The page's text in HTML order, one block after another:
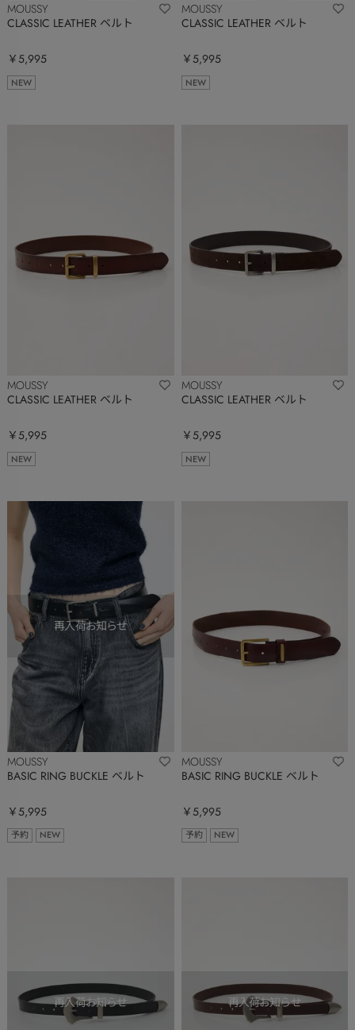
MOUSSY
CLASSIC LEATHER ベルト
￥5,995
NEW
MOUSSY
CLASSIC LEATHER ベルト
￥5,995
NEW
MOUSSY
CLASSIC LEATHER ベルト
￥5,995
NEW
MOUSSY
CLASSIC LEATHER ベルト
￥5,995
NEW
MOUSSY
BASIC RING BUCKLE ベルト
￥5,995
予約 NEW
MOUSSY
BASIC RING BUCKLE ベルト
￥5,995
予約 NEW